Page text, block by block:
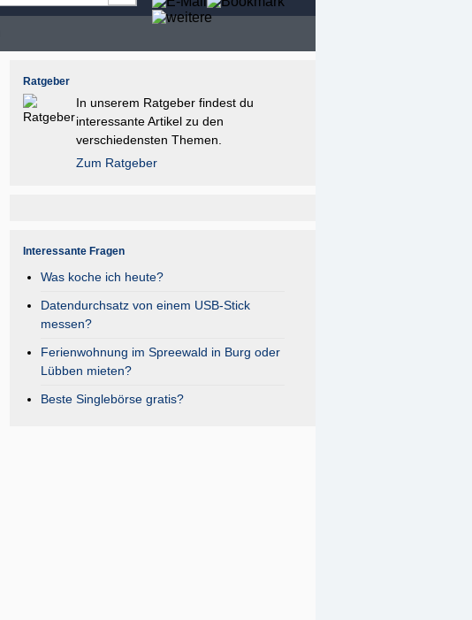
Ratgeber
In unserem Ratgeber findest du
interessante Artikel zu den
verschiedensten Themen.
Zum Ratgeber
Interessante Fragen
Was koche ich heute?
Datendurchsatz von einem USB-Stick
messen?
Ferienwohnung im Spreewald in Burg oder
Lübben mieten?
Beste Singlebörse gratis?